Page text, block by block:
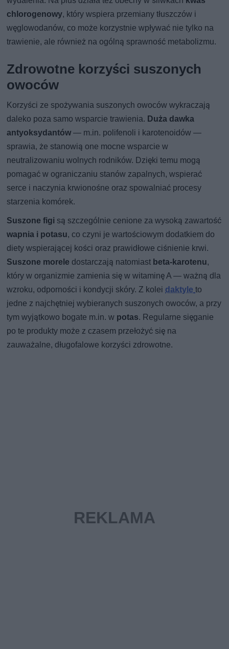
chlorogenowy, który wspiera przemiany tłuszczów i
węglowodanów, co może korzystnie wpływać nie tylko na
trawienie, ale również na ogólną sprawność metabolizmu.
Zdrowotne korzyści suszonych
owoców
Korzyści ze spożywania suszonych owoców wykraczają
daleko poza samo wsparcie trawienia. Duża dawka
antyoksydantów — m.in. polifenoli i karotenoidów —
sprawia, że stanowią one mocne wsparcie w
neutralizowaniu wolnych rodników. Dzięki temu mogą
pomagać w ograniczaniu stanów zapalnych, wspierać
serce i naczynia krwionośne oraz spowalniać procesy
starzenia komórek.
Suszone figi są szczególnie cenione za wysoką zawartość
wapnia i potasu, co czyni je wartościowym dodatkiem do
diety wspierającej kości oraz prawidłowe ciśnienie krwi.
Suszone morele dostarczają natomiast beta-karotenu,
który w organizmie zamienia się w witaminę A — ważną dla
wzroku, odporności i kondycji skóry. Z kolei daktyle to
jedne z najchętniej wybieranych suszonych owoców, a przy
tym wyjątkowo bogate m.in. w potas. Regularne sięganie
po te produkty może z czasem przełożyć się na
zauważalne, długofalowe korzyści zdrowotne.